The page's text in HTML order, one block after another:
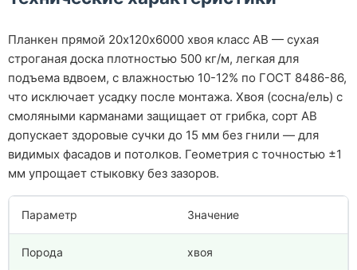
Планкен прямой 20х120х6000 хвоя класс АВ — сухая
строганая доска плотностью 500 кг/м, легкая для
подъема вдвоем, с влажностью 10-12% по ГОСТ 8486-86,
что исключает усадку после монтажа. Хвоя (сосна/ель) с
смоляными карманами защищает от грибка, сорт АВ
допускает здоровые сучки до 15 мм без гнили — для
видимых фасадов и потолков. Геометрия с точностью ±1
мм упрощает стыковку без зазоров.
Параметр Значение
Порода хвоя